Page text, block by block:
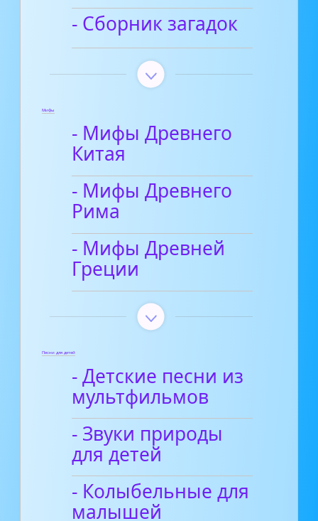
- Сборник загадок
Мифы
- Мифы Древнего
Китая
- Мифы Древнего
Рима
- Мифы Древней
Греции
Песни для детей
- Детские песни из
мультфильмов
- Звуки природы
для детей
- Колыбельные для
малышей